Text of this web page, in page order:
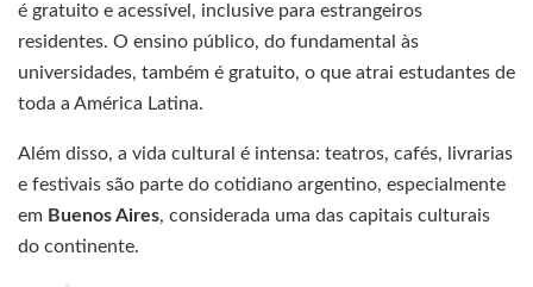
é gratuito e acessível, inclusive para estrangeiros
residentes. O ensino público, do fundamental às
universidades, também é gratuito, o que atrai estudantes de
toda a América Latina.
Além disso, a vida cultural é intensa: teatros, cafés, livrarias
e festivais são parte do cotidiano argentino, especialmente
em Buenos Aires, considerada uma das capitais culturais
do continente.